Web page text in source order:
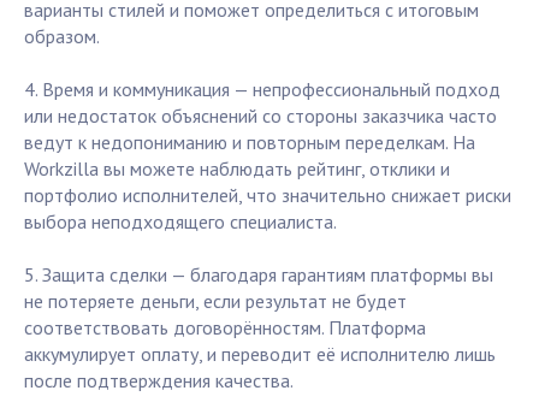
варианты стилей и поможет определиться с итоговым
образом.
4. Время и коммуникация — непрофессиональный подход
или недостаток объяснений со стороны заказчика часто
ведут к недопониманию и повторным переделкам. На
Workzilla вы можете наблюдать рейтинг, отклики и
портфолио исполнителей, что значительно снижает риски
выбора неподходящего специалиста.
5. Защита сделки — благодаря гарантиям платформы вы
не потеряете деньги, если результат не будет
соответствовать договорённостям. Платформа
аккумулирует оплату, и переводит её исполнителю лишь
после подтверждения качества.